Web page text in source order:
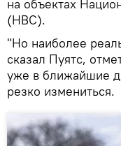
на объектах
(НВС).
"Но наиболее
сказал Пуятс,
уже в ближайшие
резко измениться.